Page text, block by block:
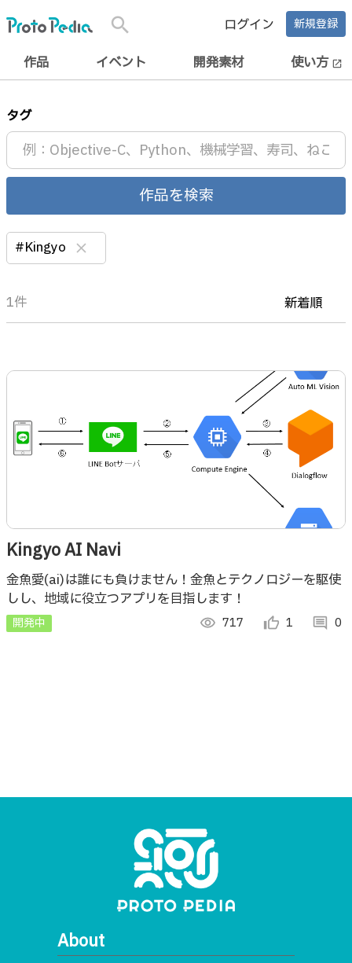
search ログイン 新規登録
作品 イベント 開発素材 使い方 open_in_new
タグ
作品を検索
#Kingyo clear
1件 新着順
Kingyo AI Navi
金魚愛(ai)は誰にも負けません！金魚とテクノロジーを駆使
しし、地域に役立つアプリを目指します！
開発中 visibility 717 thumb_up_alt 1 comment 0
About